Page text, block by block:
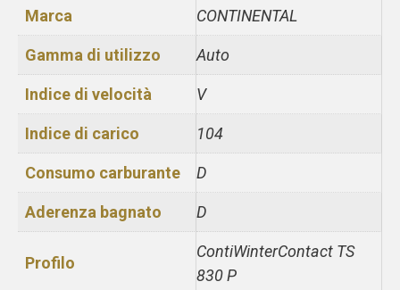
Marca CONTINENTAL
Gamma di utilizzo Auto
Indice di velocità V
Indice di carico 104
Consumo carburante D
Aderenza bagnato D
Profilo
ContiWinterContact TS
830 P